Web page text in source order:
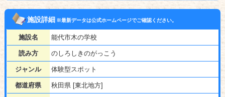
施設詳細※最新データは公式ホームページでご確認ください。
施設名 能代市木の学校
読み方 のしろしきのがっこう
ジャンル 体験型スポット
都道府県 秋田県 [東北地方]